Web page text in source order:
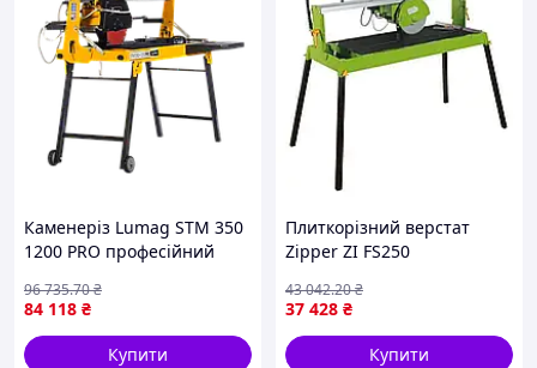
Каменеріз Lumag STM 350
1200 PRO професійний
каменю плитки з диском
350 мм потужністю 2 кВт
84 118 ₴
96 735.70₴
Купити
Плиткорізний верстат
Zipper ZI FS250
мм для точного різання
плитки під кутом 0 45
градусів
37 428 ₴
43 042.20₴
Купити